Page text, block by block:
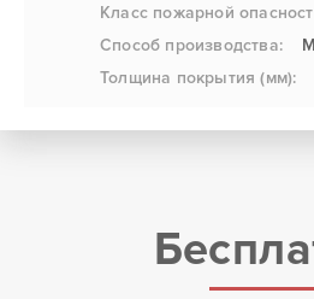
Класс пожарной
Способ производства:
Толщина покрытия (мм):